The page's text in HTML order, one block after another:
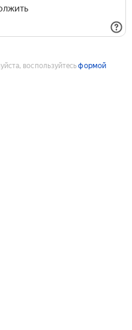
воспользуйтесьформой